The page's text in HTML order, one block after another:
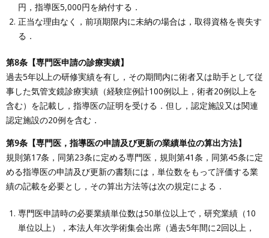
円，指導医5,000円を納付する．
正当な理由なく，前項期限内に未納の場合は，取得資格を喪失す
る．
第8条【専門医申請の診療実績】
過去5年以上の研修実績を有し，その期間内に術者又は助手として従
事した気管支鏡診療実績（経験症例計100例以上，術者20例以上を
含む）を記載し，指導医の証明を受ける．但し，認定施設又は関連
認定施設の20例を含む．
第9条【専門医，指導医の申請及び更新の業績単位の算出方法】
規則第17条，同第23条に定める専門医，規則第41条，同第45条に定
める指導医の申請及び更新の書類には，単位数をもって評価する業
績の記載を必要とし，その算出方法等は次の規定による．
専門医申請時の必要業績単位数は50単位以上で，研究業績（10
単位以上），本法人年次学術集会出席（過去5年間に2回以上，